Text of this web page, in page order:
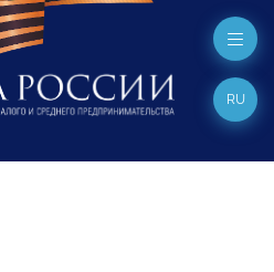
RU